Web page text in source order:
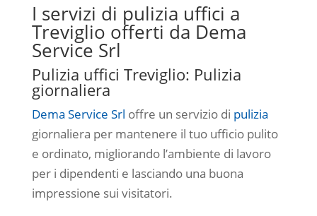
I servizi di pulizia uffici a
Treviglio offerti da Dema
Service Srl
Pulizia uffici Treviglio: Pulizia
giornaliera
Dema Service Srl offre un servizio di pulizia
giornaliera per mantenere il tuo ufficio pulito
e ordinato, migliorando l’ambiente di lavoro
per i dipendenti e lasciando una buona
impressione sui visitatori.